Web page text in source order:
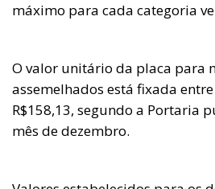
máximo para cada categoria
O valor unitário da placa para
assemelhados está fixada entre
R$158,13, segundo a Portaria
mês de dezembro.